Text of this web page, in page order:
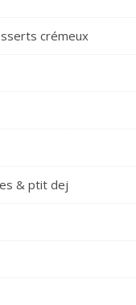
crémeux
& ptit dej